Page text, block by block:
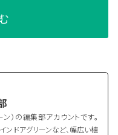
ン）の編集部アカウントです。
ンドアグリーンなど、幅広い植